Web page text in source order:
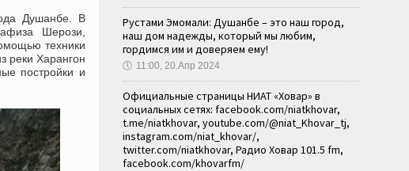
Душанбе. В
Шерози,
техники
реки Харангон
постройки и
Рустами Эмомали: Душанбе – это наш город,
наш дом надежды, который мы любим,
гордимся им и доверяем ему!
🕔 11:00, 20.Апр 2024
Официальные страницы НИАТ «Ховар» в
социальных сетях: facebook.com/niatkhovar,
t.me/niatkhovar, youtube.com/@niat_Khovar_tj,
instagram.com/niat_khovar/,
twitter.com/niatkhovar, Радио Ховар 101.5 fm,
facebook.com/khovarfm/